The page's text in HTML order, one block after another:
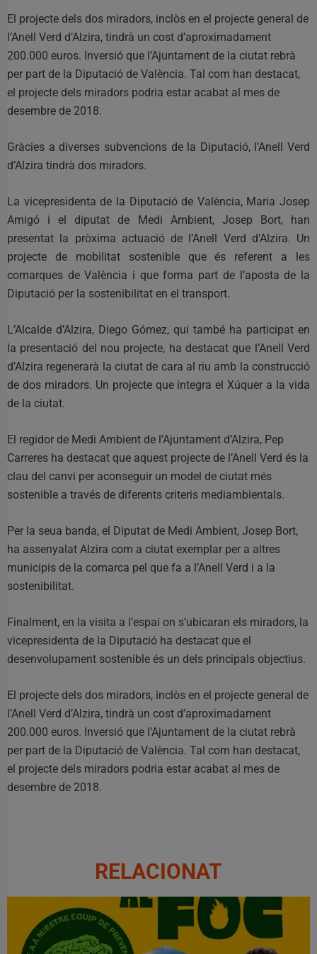
El projecte dels dos miradors, inclòs en el projecte general de
l’Anell Verd d’Alzira, tindrà un cost d’aproximadament
200.000 euros. Inversió que l’Ajuntament de la ciutat rebrà
per part de la Diputació de València. Tal com han destacat,
el projecte dels miradors podria estar acabat al mes de
desembre de 2018.
Gràcies a diverses subvencions de la Diputació, l’Anell Verd
d’Alzira tindrà dos miradors.
La vicepresidenta de la Diputació de València, Maria Josep
Amigó i el diputat de Medi Ambient, Josep Bort, han
presentat la pròxima actuació de l’Anell Verd d’Alzira. Un
projecte de mobilitat sostenible que és referent a les
comarques de València i que forma part de l’aposta de la
Diputació per la sostenibilitat en el transport.
L’Alcalde d’Alzira, Diego Gómez, qui també ha participat en
la presentació del nou projecte, ha destacat que l’Anell Verd
d’Alzira regenerarà la ciutat de cara al riu amb la construcció
de dos miradors. Un projecte que integra el Xúquer a la vida
de la ciutat.
El regidor de Medi Ambient de l’Ajuntament d’Alzira, Pep
Carreres ha destacat que aquest projecte de l’Anell Verd és la
clau del canvi per aconseguir un model de ciutat més
sostenible a través de diferents criteris mediambientals.
Per la seua banda, el Diputat de Medi Ambient, Josep Bort,
ha assenyalat Alzira com a ciutat exemplar per a altres
municipis de la comarca pel que fa a l’Anell Verd i a la
sostenibilitat.
Finalment, en la visita a l’espai on s’ubicaran els miradors, la
vicepresidenta de la Diputació ha destacat que el
desenvolupament sostenible és un dels principals objectius.
El projecte dels dos miradors, inclòs en el projecte general de
l’Anell Verd d’Alzira, tindrà un cost d’aproximadament
200.000 euros. Inversió que l’Ajuntament de la ciutat rebrà
per part de la Diputació de València. Tal com han destacat,
el projecte dels miradors podria estar acabat al mes de
desembre de 2018.
RELACIONAT